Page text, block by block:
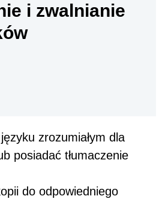
i zwalnianie
zrozumiałym dla
posiadać tłumaczenie
do odpowiedniego